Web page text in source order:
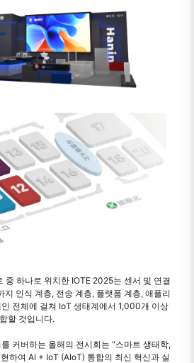
중 하나로 위치한 IOTE 2025는 센서 및 연결
지 인식 계층, 전송 계층, 플랫폼 계층, 애플리
전체에 걸쳐 IoT 생태계에서 1,000개 이상
할 것입니다.
커버하는 올해의 전시회는 "스마트 생태학,
하여 AI + IoT (AIoT) 통합의 최신 혁신과 실